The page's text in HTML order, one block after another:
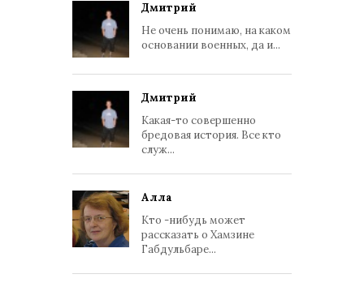
Дмитрий
Не очень понимаю, на каком
основании военных, да и...
Дмитрий
Какая-то совершенно
бредовая история. Все кто
служ...
Алла
Кто -нибудь может
рассказать о Хамзине
Габдульбаре...